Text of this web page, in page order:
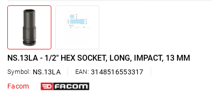
NS.13LA - 1/2" HEX SOCKET, LONG, IMPACT, 13 MM
Symbol: NS.13LA EAN: 3148516553317
Facom